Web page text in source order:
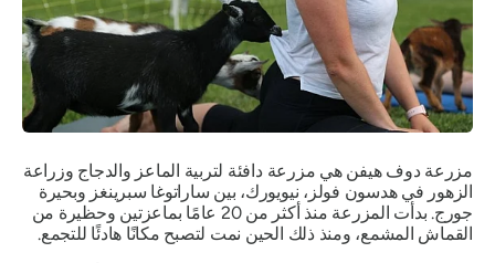
مزرعة دوف هيفن هي مزرعة دافئة لتربية الماعز والدجاج وزراعة
الزهور في هدسون فولز، نيويورك، بين ساراتوغا سبرينغز وبحيرة
جورج. بدأت المزرعة منذ أكثر من 20 عامًا بماعزتين وحظيرة من
القماش المشمع، ومنذ ذلك الحين نمت لتصبح مكانًا هادئًا للتجمع.